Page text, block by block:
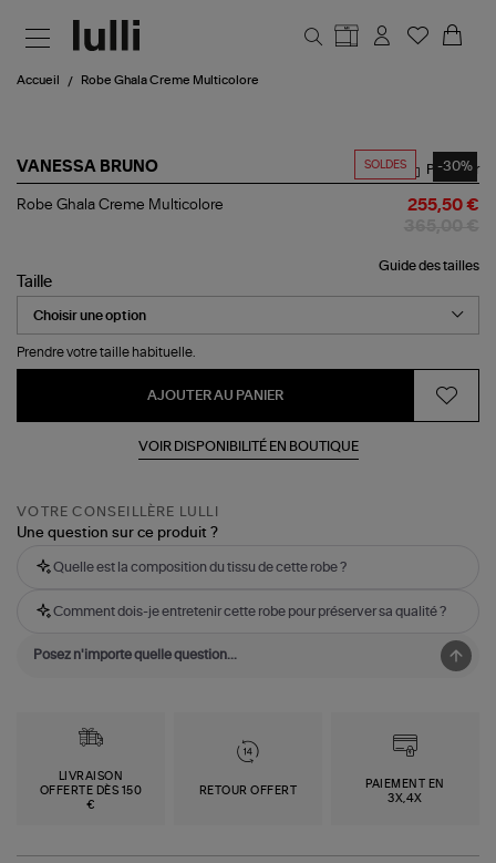
Accueil Robe Ghala Creme Multicolore
SOLDES -30%
VANESSA BRUNO
Robe
Partager
Robe Ghala Creme Multicolore 255,50 €
Guide des tailles
Taille
Prendre votre taille habituelle.
AJOUTER AU PANIER
VOIR DISPONIBILITÉ EN BOUTIQUE
VOTRE CONSEILLÈRE LULLI
Une question sur ce produit ?
Quelle est la composition du tissu de cette robe ?
Comment dois-je entretenir cette robe pour préserver sa qualité ?
LIVRAISON
OFFERTE DÈS 150
€
RETOUR OFFERT
PAIEMENT EN
3X,4X